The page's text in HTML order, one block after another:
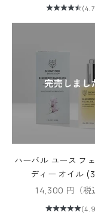
ハーバル ユース フ
ディー オイル
セール価格
14,300 円（税